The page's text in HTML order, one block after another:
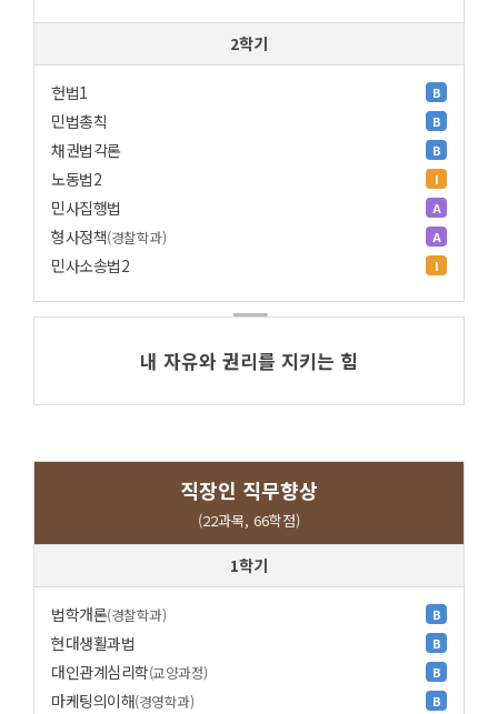
2학기
헌법1 B
민법총칙 B
채권법각론 B
노동법2 I
민사집행법 A
형사정책(경찰학과) A
민사소송법2 I
내 자유와 권리를 지키는 힘
직장인 직무향상
(22과목, 66학점)
1학기
법학개론(경찰학과) B
현대생활과법 B
대인관계심리학(교양과정) B
마케팅의이해(경영학과) B